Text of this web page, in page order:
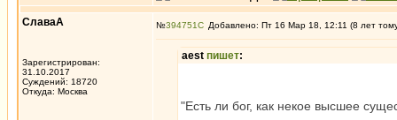
СлаваА
Зарегистрирован:
31.10.2017
Суждений: 18720
Откуда: Москва
№394751 Добавлено: Пт 16 Мар 18, 12:11 (8 лет
aest пишет:
"Есть ли бог, как некое высшее